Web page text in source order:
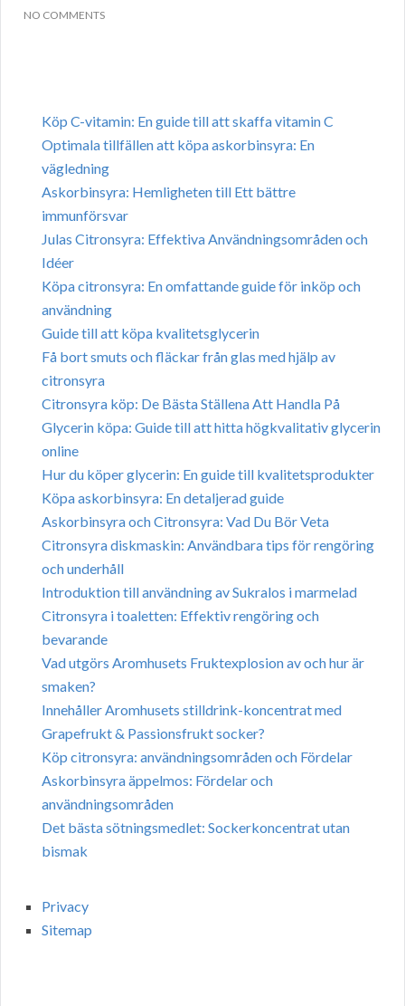
NO COMMENTS
Köp C-vitamin: En guide till att skaffa vitamin C
Optimala tillfällen att köpa askorbinsyra: En
vägledning
Askorbinsyra: Hemligheten till Ett bättre
immunförsvar
Julas Citronsyra: Effektiva Användningsområden och
Idéer
Köpa citronsyra: En omfattande guide för inköp och
användning
Guide till att köpa kvalitetsglycerin
Få bort smuts och fläckar från glas med hjälp av
citronsyra
Citronsyra köp: De Bästa Ställena Att Handla På
Glycerin köpa: Guide till att hitta högkvalitativ glycerin
online
Hur du köper glycerin: En guide till kvalitetsprodukter
Köpa askorbinsyra: En detaljerad guide
Askorbinsyra och Citronsyra: Vad Du Bör Veta
Citronsyra diskmaskin: Användbara tips för rengöring
och underhåll
Introduktion till användning av Sukralos i marmelad
Citronsyra i toaletten: Effektiv rengöring och
bevarande
Vad utgörs Aromhusets Fruktexplosion av och hur är
smaken?
Innehåller Aromhusets stilldrink-koncentrat med
Grapefrukt & Passionsfrukt socker?
Köp citronsyra: användningsområden och Fördelar
Askorbinsyra äppelmos: Fördelar och
användningsområden
Det bästa sötningsmedlet: Sockerkoncentrat utan
bismak
Privacy
Sitemap